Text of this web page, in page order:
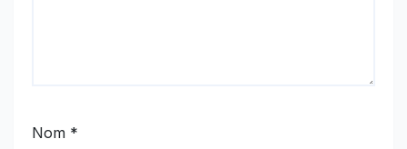
Nom *